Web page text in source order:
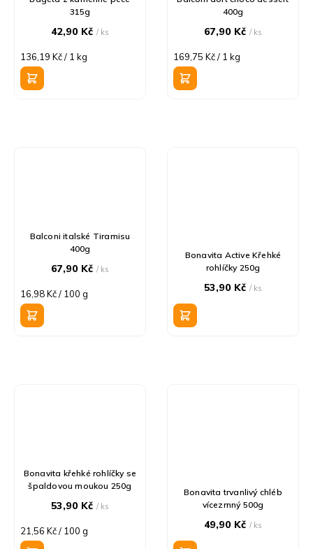
315g
42,90 Kč/ ks
Měrná
cena:
136,19 Kč / 1 kg
400g
67,90 Kč/ ks
Měrná
cena:
169,75 Kč / 1 kg
Balconi italské Tiramisu
400g
67,90 Kč/ ks
Měrná
cena:
16,98 Kč / 100 g
Bonavita Active Křehké
rohlíčky 250g
53,90 Kč/ ks
Bonavita křehké rohlíčky se
špaldovou moukou 250g
53,90 Kč/ ks
Měrná
cena:
21,56 Kč / 100 g
Bonavita trvanlivý chléb
vícezrnný 500g
49,90 Kč/ ks